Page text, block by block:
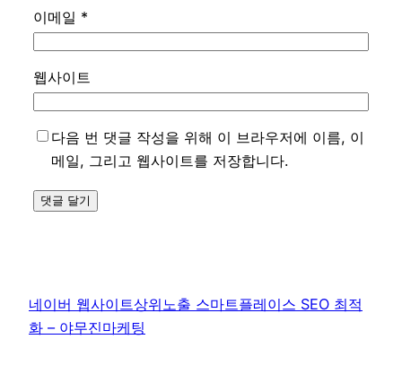
이메일 *
웹사이트
다음 번 댓글 작성을 위해 이 브라우저에 이름, 이
메일, 그리고 웹사이트를 저장합니다.
네이버 웹사이트상위노출 스마트플레이스 SEO 최적
화 – 야무진마케팅